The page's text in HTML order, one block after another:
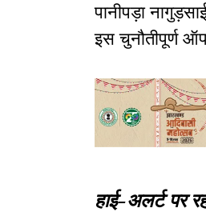
पानीपड़ा
इस चुनौतीपूर्ण
हाई-अलर्ट पर